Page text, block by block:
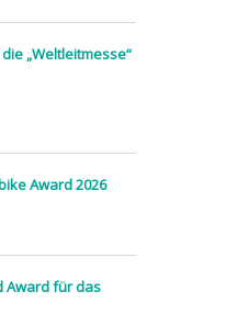
„Weltleitmesse“
Award 2026
Award für das